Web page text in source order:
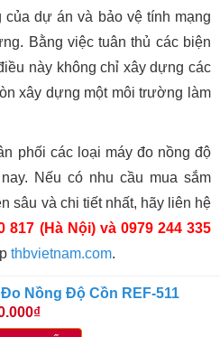
dự án và bảo vệ tính mạng
Bằng việc tuân thủ các biện
này không chỉ xây dựng các
xây dựng một môi trường làm
phối các loại máy đo nồng độ
Nếu có nhu cầu mua sắm
sâu và chi tiết nhất, hãy liên hệ
817 (Hà Nội) và 0979 244 335
thbvietnam.com.
Đo Nồng Độ Cồn REF-511